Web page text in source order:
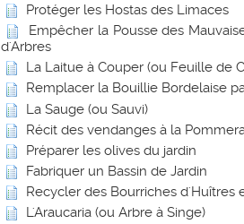
Protéger les Hostas des Limaces
Empêcher la Pousse des
d'Arbres
La Laitue à Couper (ou Feuille de
Remplacer la Bouillie Bordelaise
La Sauge (ou Sauvi)
Récit des vendanges à la
Préparer les olives du jardin
Fabriquer un Bassin de Jardin
Recycler des Bourriches d'Huîtres
L'Araucaria (ou Arbre à Singe)